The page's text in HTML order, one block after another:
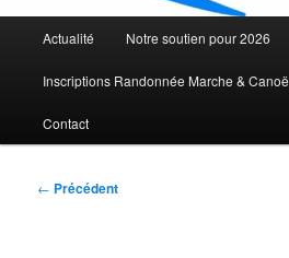
principal
Actualité Notre soutien pour 2026
Inscriptions Randonnée Marche & Canoë
Contact
Navigation
← Précédent